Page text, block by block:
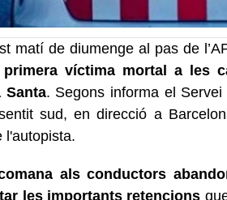
matí de diumenge al pas de
víctima mortal a les
Santa. Segons informa el
sud, en direcció a
l'autopista.
als conductors
les importants retencions